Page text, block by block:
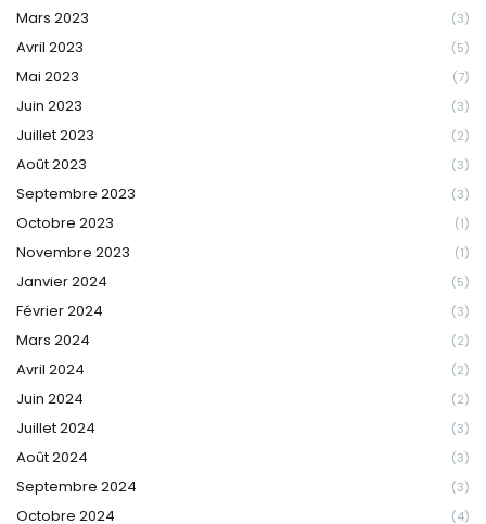
Mars 2023 (3)
Avril 2023 (5)
Mai 2023 (7)
Juin 2023 (3)
Juillet 2023 (2)
Août 2023 (3)
Septembre 2023 (3)
Octobre 2023 (1)
Novembre 2023 (1)
Janvier 2024 (5)
Février 2024 (3)
Mars 2024 (2)
Avril 2024 (2)
Juin 2024 (2)
Juillet 2024 (3)
Août 2024 (3)
Septembre 2024 (3)
Octobre 2024 (4)